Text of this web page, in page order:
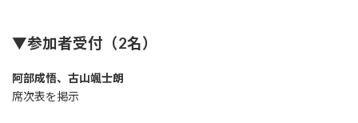
▼参加者受付（2名）
阿部成悟、古山颯士朗
席次表を掲示